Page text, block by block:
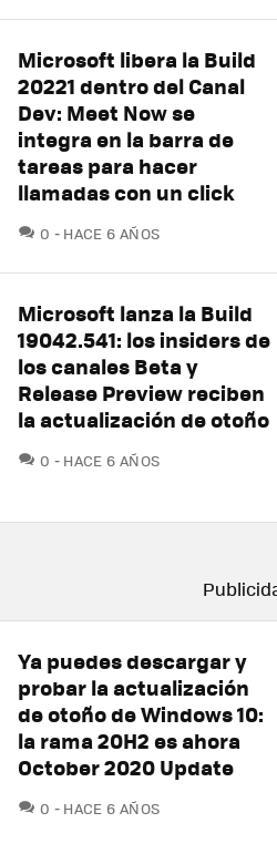
Microsoft libera la Build
20221 dentro del Canal
Dev: Meet Now se
integra en la barra de
tareas para hacer
llamadas con un click
0 COMENTARIOS
HACE 6 AÑOS
Microsoft lanza la Build
19042.541: los insiders de
los canales Beta y
Release Preview reciben
la actualización de otoño
0 COMENTARIOS
HACE 6 AÑOS
Ya puedes descargar y
probar la actualización
de otoño de Windows 10:
la rama 20H2 es ahora
October 2020 Update
0 COMENTARIOS
HACE 6 AÑOS